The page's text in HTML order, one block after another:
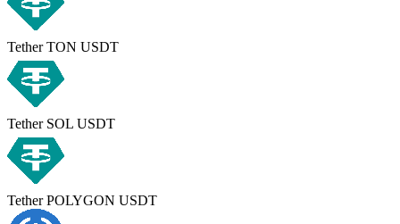
Tether TON USDT
Tether SOL USDT
Tether POLYGON USDT